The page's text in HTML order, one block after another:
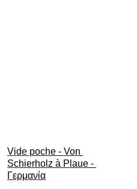
Vide poche - Von
Schierholz à Plaue -
Γερμανία